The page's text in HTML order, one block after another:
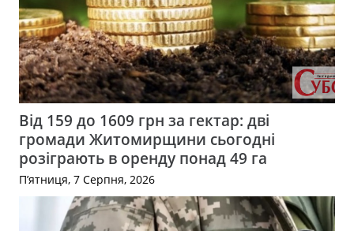
Від 159 до 1609 грн за гектар: дві
громади Житомирщини сьогодні
розіграють в оренду понад 49 га
П’ятниця, 7 Серпня, 2026